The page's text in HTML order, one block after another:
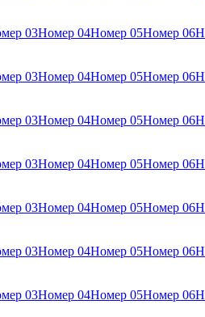
03Номер 04Номер 05Номер 06
03Номер 04Номер 05Номер 06
03Номер 04Номер 05Номер 06
03Номер 04Номер 05Номер 06
03Номер 04Номер 05Номер 06
03Номер 04Номер 05Номер 06
03Номер 04Номер 05Номер 06